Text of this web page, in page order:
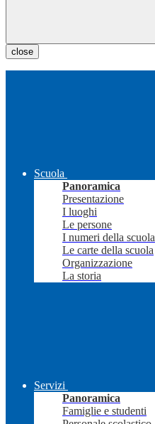
close
Scuola
Panoramica
Presentazione
I luoghi
Le persone
I numeri della scuola
Le carte della scuola
Organizzazione
La storia
Servizi
Panoramica
Famiglie e studenti